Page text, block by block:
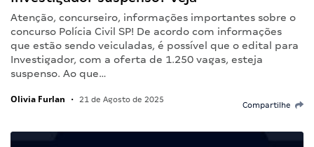
Atenção, concurseiro, informações importantes sobre o
concurso Polícia Civil SP! De acordo com informações
que estão sendo veiculadas, é possível que o edital para
Investigador, com a oferta de 1.250 vagas, esteja
suspenso. Ao que…
Olivia Furlan • 21 de Agosto de 2025
Compartilhe